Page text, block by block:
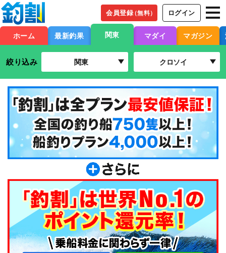
会員登録（無料） ログイン
ホーム 最新釣果 関東 マダイ マガジン
絞り込み 関東 クロソイ